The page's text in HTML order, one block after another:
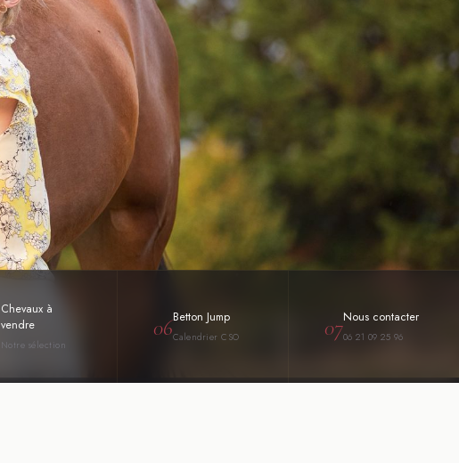
Chevaux à
vendre
Notre sélection
06Betton Jump
Calendrier CSO 07Nous contacter
06 21 09 25 96